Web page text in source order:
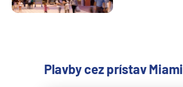
Plavby cez prístav Miami